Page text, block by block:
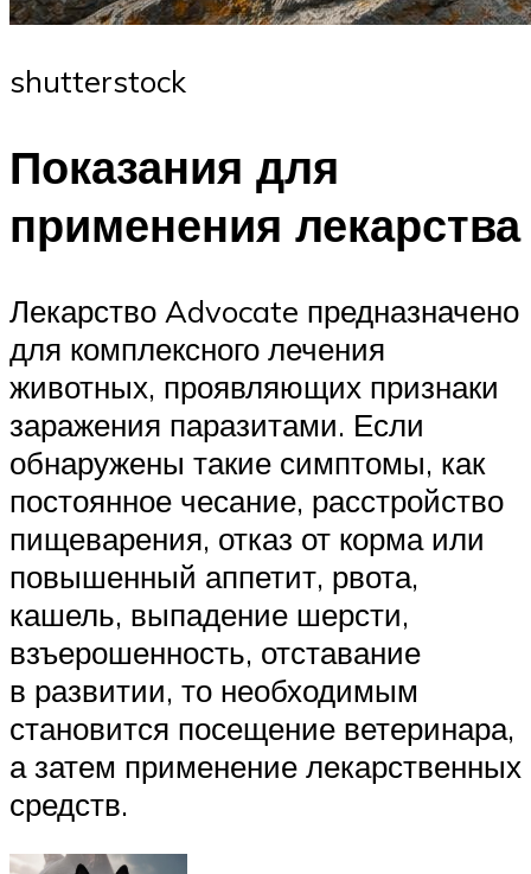
shutterstock
Показания для
применения лекарства
Лекарство Advocate предназначено
для комплексного лечения
животных, проявляющих признаки
заражения паразитами. Если
обнаружены такие симптомы, как
постоянное чесание, расстройство
пищеварения, отказ от корма или
повышенный аппетит, рвота,
кашель, выпадение шерсти,
взъерошенность, отставание
в развитии, то необходимым
становится посещение ветеринара,
а затем применение лекарственных
средств.